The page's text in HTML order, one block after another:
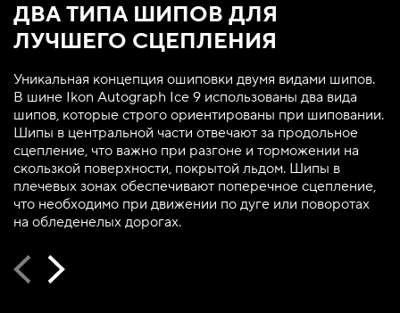
ДВА ТИПА ШИПОВ ДЛЯ
ЛУЧШЕГО СЦЕПЛЕНИЯ
Уникальная концепция ошиповки двумя видами шипов.
В шине Ikon Autograph Ice 9 использованы два вида
шипов, которые строго ориентированы при шиповании.
Шипы в центральной части отвечают за продольное
сцепление, что важно при разгоне и торможении на
скользкой поверхности, покрытой льдом. Шипы в
плечевых зонах обеспечивают поперечное сцепление,
что необходимо при движении по дуге или поворотах
на обледенелых дорогах.